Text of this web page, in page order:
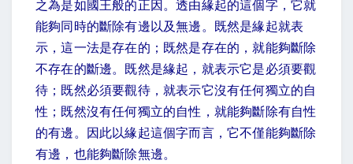
之為是如國王般的正因。透由緣起的這個字，它就
能夠同時的斷除有邊以及無邊。既然是緣起就表
示，這一法是存在的；既然是存在的，就能夠斷除
不存在的斷邊。既然是緣起，就表示它是必須要觀
待；既然必須要觀待，就表示它沒有任何獨立的自
性；既然沒有任何獨立的自性，就能夠斷除有自性
的有邊。因此以緣起這個字而言，它不僅能夠斷除
有邊，也能夠斷除無邊。